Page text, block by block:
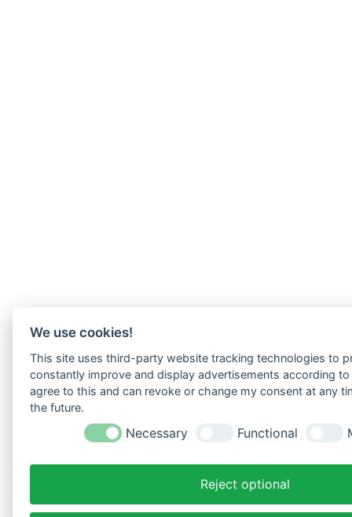
We use cookies!
This site uses third-party website tracking technologies to
constantly improve and display advertisements according
agree to this and can revoke or change my consent at any
the future.
Necessary Functional
Reject optional